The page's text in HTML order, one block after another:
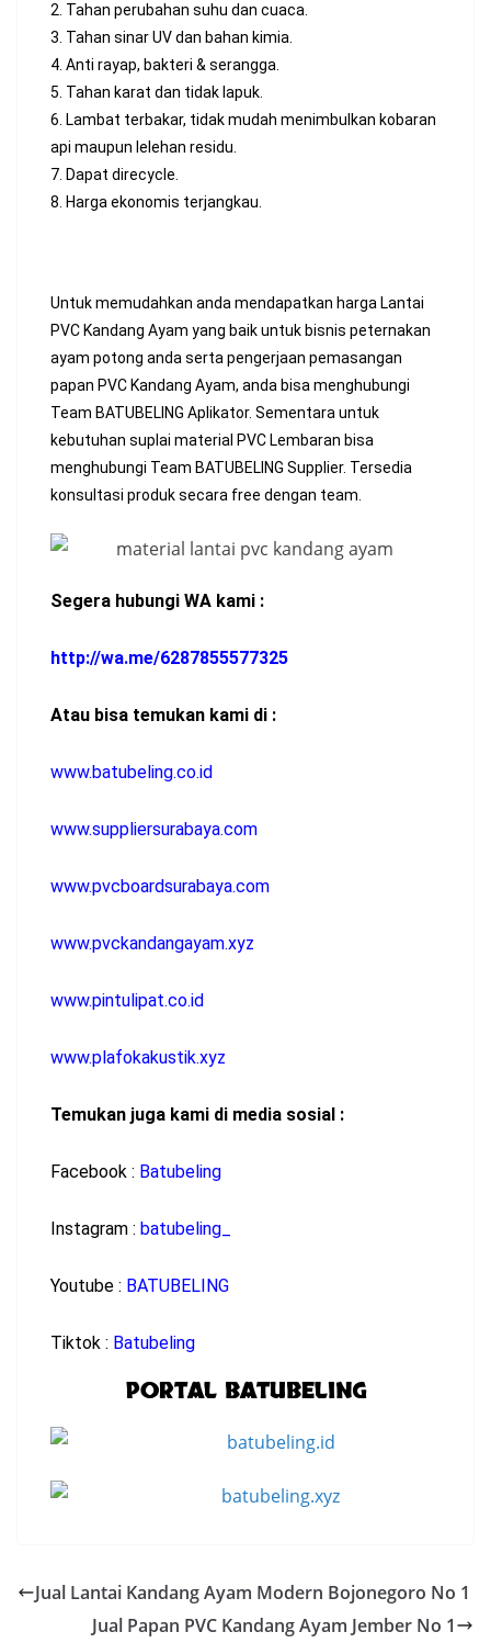
2. Tahan perubahan suhu dan cuaca.
3. Tahan sinar UV dan bahan kimia.
4. Anti rayap, bakteri & serangga.
5. Tahan karat dan tidak lapuk.
6. Lambat terbakar, tidak mudah menimbulkan kobaran
api maupun lelehan residu.
7. Dapat direcycle.
8. Harga ekonomis terjangkau.
Untuk memudahkan anda mendapatkan harga Lantai
PVC Kandang Ayam yang baik untuk bisnis peternakan
ayam potong anda serta pengerjaan pemasangan
papan PVC Kandang Ayam, anda bisa menghubungi
Team BATUBELING Aplikator. Sementara untuk
kebutuhan suplai material PVC Lembaran bisa
menghubungi Team BATUBELING Supplier. Tersedia
konsultasi produk secara free dengan team.
Segera hubungi WA kami :
http://wa.me/6287855577325
Atau bisa temukan kami di :
www.batubeling.co.id
www.suppliersurabaya.com
www.pvcboardsurabaya.com
www.pvckandangayam.xyz
www.pintulipat.co.id
www.plafokakustik.xyz
Temukan juga kami di media sosial :
Facebook : Batubeling
Instagram : batubeling_
Youtube : BATUBELING
Tiktok : Batubeling
PORTAL BATUBELING
Jual Lantai Kandang Ayam Modern Bojonegoro No 1
Jual Papan PVC Kandang Ayam Jember No 1